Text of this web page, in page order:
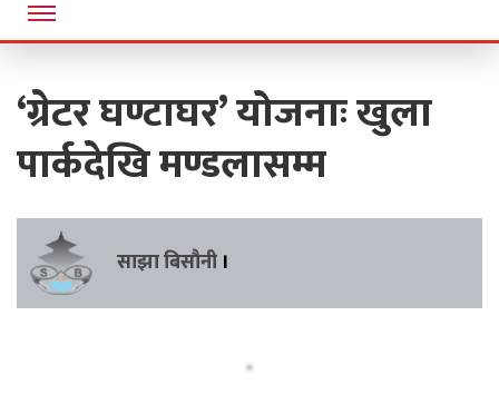
Bisaunee
‘ग्रेटर घण्टाघर’ योजनाः खुला
पार्कदेखि मण्डलासम्म
साझा बिसौनी ।